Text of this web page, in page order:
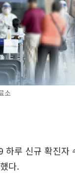
소
하루 신규 확진자
다.